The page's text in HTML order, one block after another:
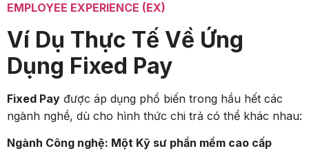
EMPLOYEE EXPERIENCE (EX)
Ví Dụ Thực Tế Về Ứng
Dụng Fixed Pay
Fixed Pay được áp dụng phổ biến trong hầu hết các
ngành nghề, dù cho hình thức chi trả có thể khác nhau:
Ngành Công nghệ: Một Kỹ sư phần mềm cao cấp